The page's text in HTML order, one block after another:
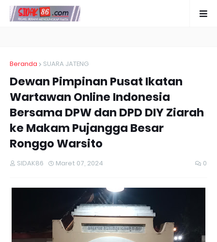
Beranda SUARA JATENG
Dewan Pimpinan Pusat Ikatan
Wartawan Online Indonesia
Bersama DPW dan DPD DIY Ziarah
ke Makam Pujangga Besar
Ronggo Warsito
SIDAK86 Maret 07, 2024 0